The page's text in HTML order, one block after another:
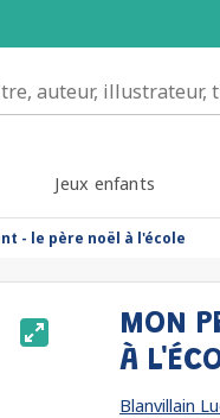
Jeux enfants
- le père noël à l'école
MON
À
Blanvillain